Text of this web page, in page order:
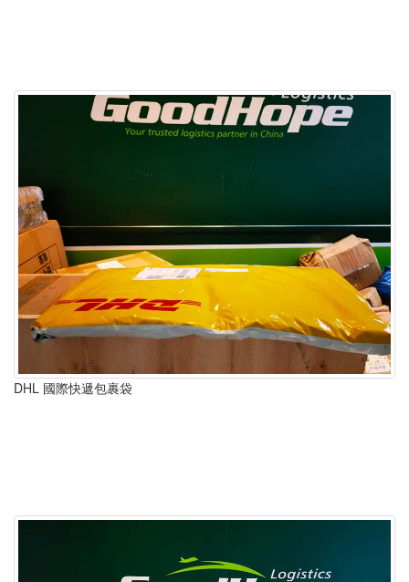
DHL 國際快遞包裹袋